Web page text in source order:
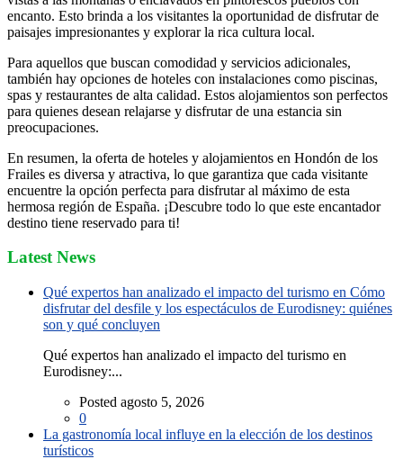
encanto. Esto brinda a los visitantes la oportunidad de disfrutar de
paisajes impresionantes y explorar la rica cultura local.
Para aquellos que buscan comodidad y servicios adicionales,
también hay opciones de hoteles con instalaciones como piscinas,
spas y restaurantes de alta calidad. Estos alojamientos son perfectos
para quienes desean relajarse y disfrutar de una estancia sin
preocupaciones.
En resumen, la oferta de hoteles y alojamientos en Hondón de los
Frailes es diversa y atractiva, lo que garantiza que cada visitante
encuentre la opción perfecta para disfrutar al máximo de esta
hermosa región de España. ¡Descubre todo lo que este encantador
destino tiene reservado para ti!
Latest News
Qué expertos han analizado el impacto del turismo en Cómo
disfrutar del desfile y los espectáculos de Eurodisney: quiénes
son y qué concluyen
Qué expertos han analizado el impacto del turismo en
Eurodisney:...
Posted agosto 5, 2026
0
La gastronomía local influye en la elección de los destinos
turísticos